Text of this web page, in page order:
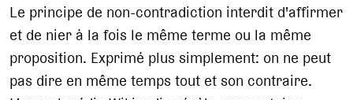
Le principe de non-contradiction interdit d'affirmer
et de nier à la fois le même terme ou la même
proposition. Exprimé plus simplement: on ne peut
pas dire en même temps tout et son contraire.